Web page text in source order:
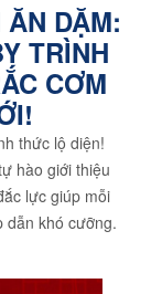
DẶM:
TRÌNH
CƠM
thức lộ diện!
hào giới thiệu
lực giúp mỗi
dẫn khó cưỡng.